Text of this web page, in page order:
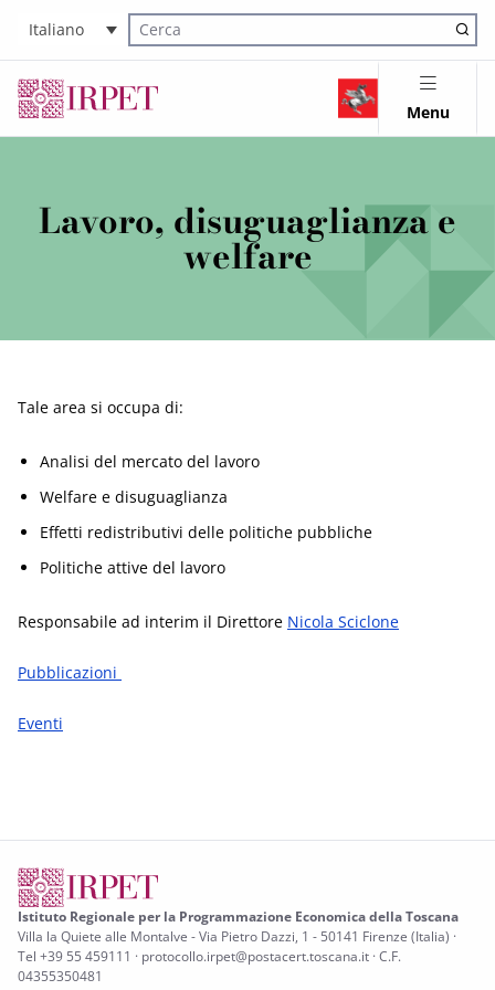
Italiano
Cerca nel sito
Menu
Lavoro, disuguaglianza e
welfare
Tale area si occupa di:
Analisi del mercato del lavoro
Welfare e disuguaglianza
Effetti redistributivi delle politiche pubbliche
Politiche attive del lavoro
Responsabile ad interim il Direttore Nicola Sciclone
Pubblicazioni
Eventi
Istituto Regionale per la Programmazione Economica della Toscana
Villa la Quiete alle Montalve - Via Pietro Dazzi, 1 - 50141 Firenze (Italia) ·
Tel +39 55 459111 · protocollo.irpet@postacert.toscana.it · C.F.
04355350481